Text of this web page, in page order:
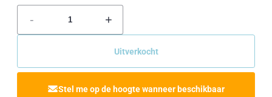
- +
Uitverkocht
Stel me op de hoogte wanneer beschikbaar